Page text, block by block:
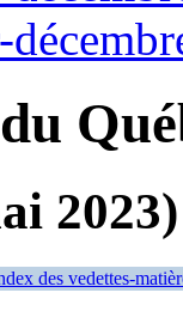
2023)
des vedettes-